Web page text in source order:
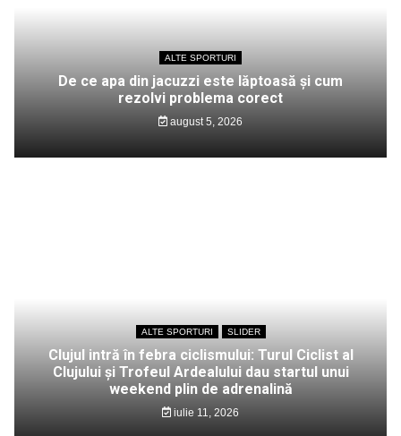
ALTE SPORTURI
De ce apa din jacuzzi este lăptoasă și cum
rezolvi problema corect
august 5, 2026
ALTE SPORTURI SLIDER
Clujul intră în febra ciclismului: Turul Ciclist al
Clujului și Trofeul Ardealului dau startul unui
weekend plin de adrenalină
iulie 11, 2026